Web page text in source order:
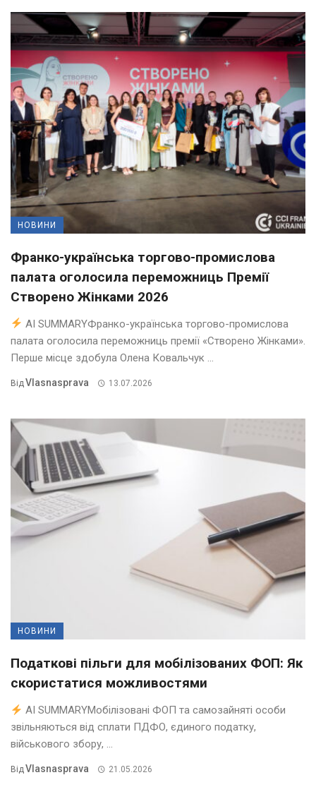
НОВИНИ
Франко-українська торгово-промислова
палата оголосила переможниць Премії
Створено Жінками 2026
AI SUMMARYФранко-українська торгово-промислова
палата оголосила переможниць премії «Створено Жінками».
Перше місце здобула Олена Ковальчук ...
Від Vlasnasprava 13.07.2026
НОВИНИ
Податкові пільги для мобілізованих ФОП: Як
скористатися можливостями
AI SUMMARYМобілізовані ФОП та самозайняті особи
звільняються від сплати ПДФО, єдиного податку,
військового збору, ...
ВідVlasnasprava 21.05.2026